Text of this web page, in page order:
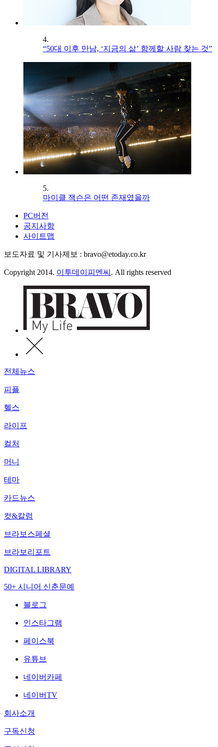
4.
“50대 이후 만남, ‘지금의 삶’ 함께할 사람 찾는 것”
5.
마이클 잭슨은 어떤 존재였을까
PC버전
공지사항
사이트맵
보도자료 및 기사제보 : bravo@etoday.co.kr
Copyright 2014. 이투데이피엔씨 . All rights reserved
전체뉴스
피플
헬스
라이프
컬처
머니
테마
카드뉴스
컷&칼럼
브라보스페셜
브라보리포트
DIGITAL LIBRARY
50+ 시니어 신춘문예
블로그
인스타그램
페이스북
유튜브
네이버카페
네이버TV
회사소개
구독신청